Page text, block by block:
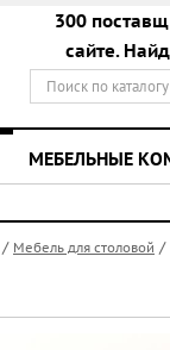
300
сайте.
МЕБЕЛЬНЫЕ
/ Мебель для столовой /